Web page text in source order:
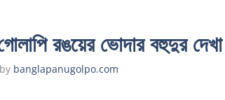
রঙয়ের ভোদার বহুদুর দেখা
by banglapanugolpo.com